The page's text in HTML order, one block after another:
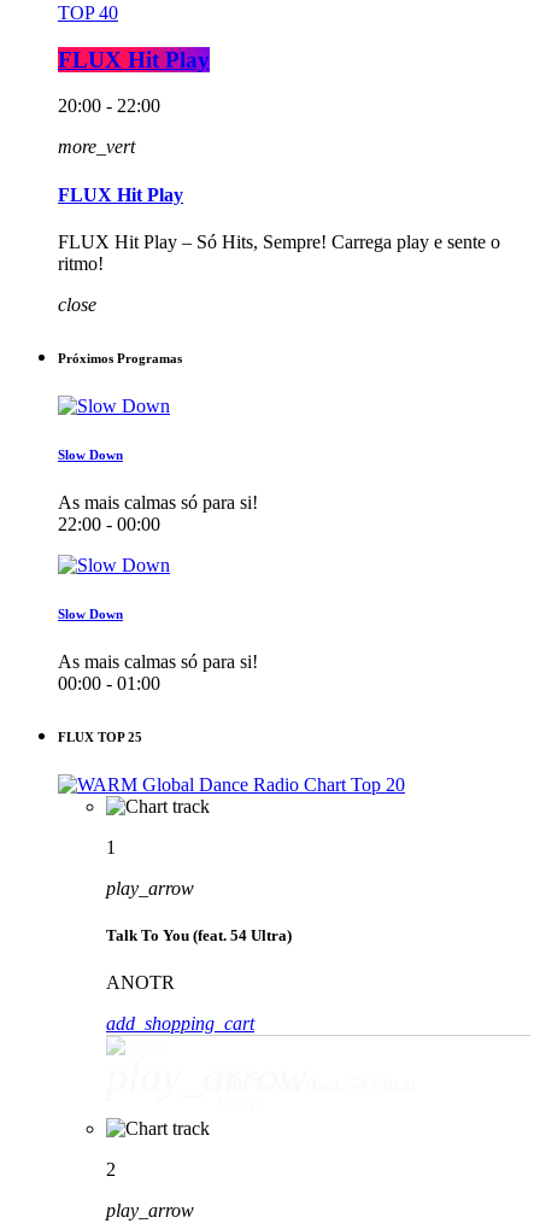
TOP 40
FLUX Hit Play
20:00 - 22:00
more_vert
FLUX Hit Play
FLUX Hit Play – Só Hits, Sempre! Carrega play e sente o
ritmo!
close
Próximos Programas
Slow Down
As mais calmas só para si!
22:00 - 00:00
Slow Down
As mais calmas só para si!
00:00 - 01:00
FLUX TOP 25
1
play_arrow
Talk To You (feat. 54 Ultra)
ANOTR
add_shopping_cart
2
play_arrow